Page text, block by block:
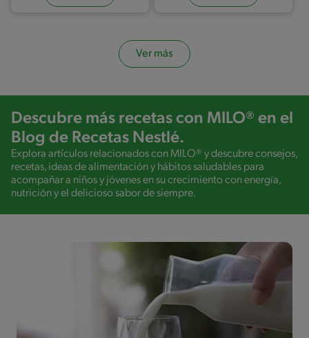
Ver más
Descubre más recetas con MILO® en el
Blog de Recetas Nestlé.
Explora artículos relacionados con MILO® y descubre consejos,
recetas, ideas de alimentación y hábitos saludables para
acompañar a niños y jóvenes en su crecimiento con energía,
nutrición y el delicioso sabor de siempre.